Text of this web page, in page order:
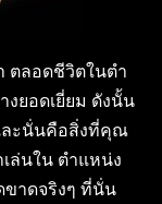
ตลอดชีวิตในตํา
งยอดเยี่ยม ดังนั้น
ละนั่นคือสิ่งที่คุณ
ล่นใน ตําแหน่ง
ขาดจริงๆ ที่นั่น